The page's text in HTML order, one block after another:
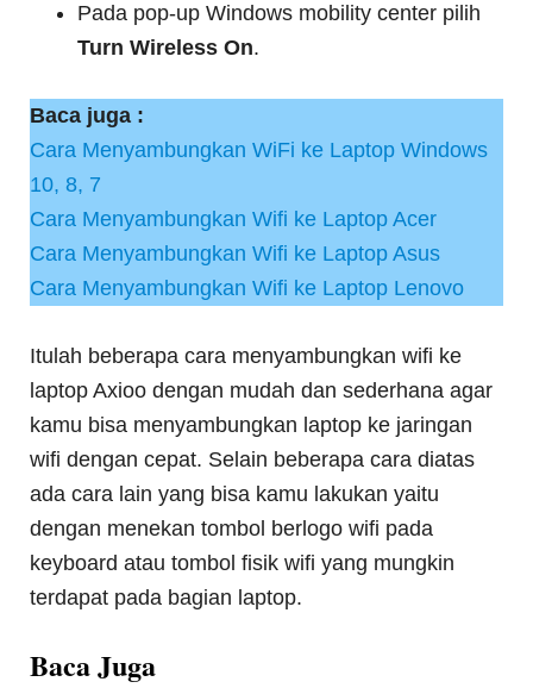
Pada pop-up Windows mobility center pilih
Turn Wireless On.
Baca juga :
Cara Menyambungkan WiFi ke Laptop Windows
10, 8, 7
Cara Menyambungkan Wifi ke Laptop Acer
Cara Menyambungkan Wifi ke Laptop Asus
Cara Menyambungkan Wifi ke Laptop Lenovo
Itulah beberapa cara menyambungkan wifi ke
laptop Axioo dengan mudah dan sederhana agar
kamu bisa menyambungkan laptop ke jaringan
wifi dengan cepat. Selain beberapa cara diatas
ada cara lain yang bisa kamu lakukan yaitu
dengan menekan tombol berlogo wifi pada
keyboard atau tombol fisik wifi yang mungkin
terdapat pada bagian laptop.
Baca Juga